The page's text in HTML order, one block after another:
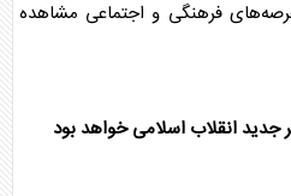
فرهنگی و اجتماعی مشاهده
انقلاب اسلامی خواهد بود